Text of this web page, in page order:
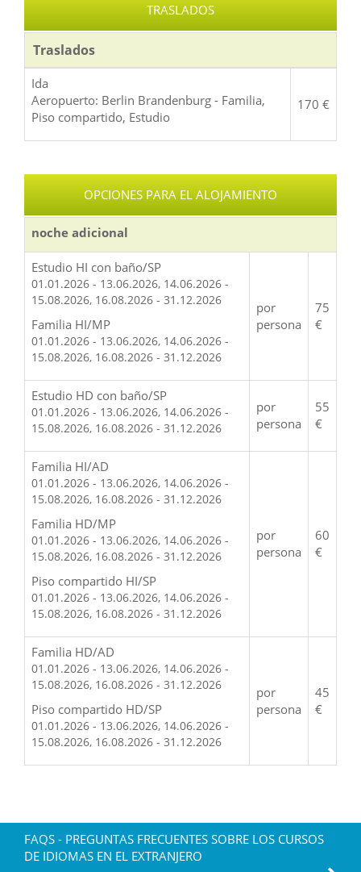
TRASLADOS
Traslados
Ida
Aeropuerto: Berlin Brandenburg - Familia,
Piso compartido, Estudio
170 €
OPCIONES PARA EL ALOJAMIENTO
noche adicional
Estudio HI con baño/SP
01.01.2026 - 13.06.2026, 14.06.2026 -
15.08.2026, 16.08.2026 - 31.12.2026
Familia HI/MP
01.01.2026 - 13.06.2026, 14.06.2026 -
15.08.2026, 16.08.2026 - 31.12.2026
por
persona
75
€
Estudio HD con baño/SP
01.01.2026 - 13.06.2026, 14.06.2026 -
15.08.2026, 16.08.2026 - 31.12.2026
por
persona
55
€
Familia HI/AD
01.01.2026 - 13.06.2026, 14.06.2026 -
15.08.2026, 16.08.2026 - 31.12.2026
Familia HD/MP
01.01.2026 - 13.06.2026, 14.06.2026 -
15.08.2026, 16.08.2026 - 31.12.2026
Piso compartido HI/SP
01.01.2026 - 13.06.2026, 14.06.2026 -
15.08.2026, 16.08.2026 - 31.12.2026
por
persona
60
€
Familia HD/AD
01.01.2026 - 13.06.2026, 14.06.2026 -
15.08.2026, 16.08.2026 - 31.12.2026
Piso compartido HD/SP
01.01.2026 - 13.06.2026, 14.06.2026 -
15.08.2026, 16.08.2026 - 31.12.2026
por
persona
45
€
FAQS - PREGUNTAS FRECUENTES SOBRE LOS CURSOS
DE IDIOMAS EN EL EXTRANJERO